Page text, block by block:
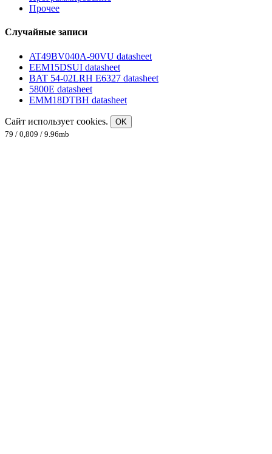
Прочее
Случайные записи
AT49BV040A-90VU datasheet
EEM15DSUI datasheet
BAT 54-02LRH E6327 datasheet
5800E datasheet
EMM18DTBH datasheet
Сайт использует cookies.
OK
79 / 0,809 / 9.96mb